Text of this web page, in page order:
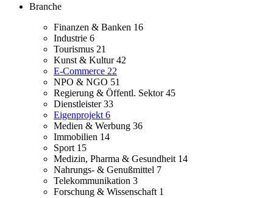
Branche
Finanzen & Banken 16
Industrie 6
Tourismus 21
Kunst & Kultur42
E-Commerce 22
NPO & NGO 51
Regierung & Öffentl. Sektor45
Dienstleister33
Eigenprojekt 6
Medien & Werbung 36
Immobilien 14
Sport 15
Medizin, Pharma & Gesundheit 14
Nahrungs- & Genußmittel 7
Telekommunikation 3
Forschung & Wissenschaft 1